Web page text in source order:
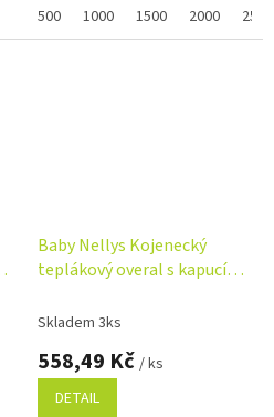
online a po...
500 1000 1500 2000 2500
Baby Nellys Kojenecký
teplákový overal s kapucí
Skladem 3ks
558,49 Kč / ks
DETAIL